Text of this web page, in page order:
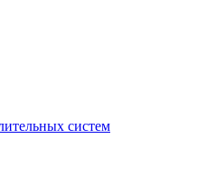
систем